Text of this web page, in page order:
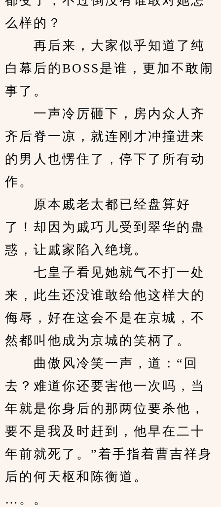
么样的？
再后来，大家似乎知道了纯
白幕后的BOSS是谁，更加不敢闹
事了。
一声冷厉砸下，房内众人齐
齐后脊一凉，就连刚才冲撞进来
的男人也愣住了，停下了所有动
作。
原本戚老太都已经盘算好
了！却因为戚巧儿受到翠华的蛊
惑，让戚家陷入绝境。
七皇子看见她就气不打一处
来，此生还没谁敢给他这样大的
侮辱，好在这会不是在京城，不
然都叫他成为京城的笑柄了。
曲傲风冷笑一声，道：“回
去？难道你还要害他一次吗，当
年就是你身后的那两位要杀他，
要不是我及时赶到，他早在二十
年前就死了。”着手指着曹吉祥身
后的何天枢和陈衡道。
…。。